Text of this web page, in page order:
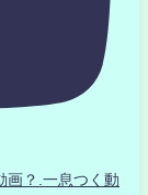
？.一息つく動